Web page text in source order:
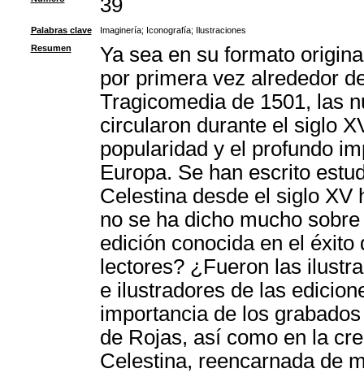
39
Palabras clave Imaginería; Iconografía; Ilustraciones
Resumen
Ya sea en su formato
por primera vez alrededor
Tragicomedia de 1501, las
circularon durante el siglo
popularidad y el profundo
Europa. Se han escrito
Celestina desde el siglo XV
no se ha dicho mucho
edición conocida en el
lectores? ¿Fueron las
e ilustradores de las
importancia de los
de Rojas, así como en la
Celestina, reencarnada de